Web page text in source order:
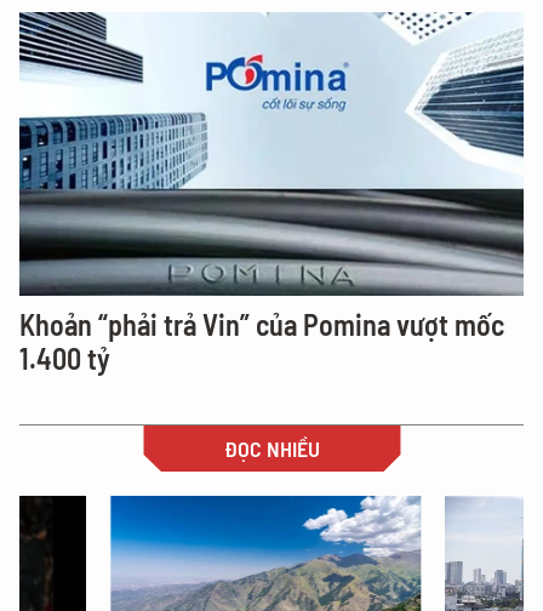
Khoản “phải trả Vin” của Pomina vượt mốc
1.400 tỷ
ĐỌC NHIỀU